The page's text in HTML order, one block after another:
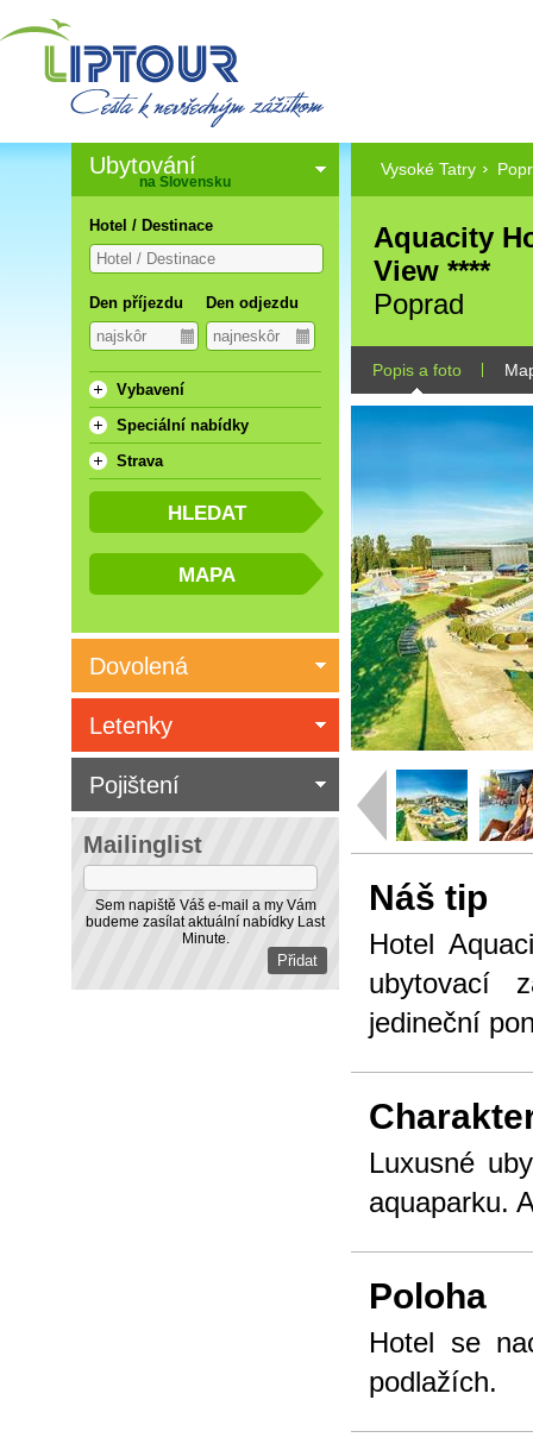
Vysoké Tatry
Aquacity
View ****
Poprad
Popis a foto
Náš tip
Hotel
ubytovací
jedineční
Luxusné
aquaparku.
Poloha
Hotel se
podlažích.
Ubytování
na Slovensku
Hotel / Destinace
Den příjezdu Den odjezdu
Vybavení
Speciální nabídky
Strava
Dovolená
Mailinglist
Sem napiště Váš e-mail a my Vám
budeme zasílat aktuální nabídky Last
Minute.
Letenky
Pojištení